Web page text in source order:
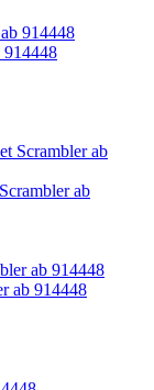
914448
ab
ab 914448